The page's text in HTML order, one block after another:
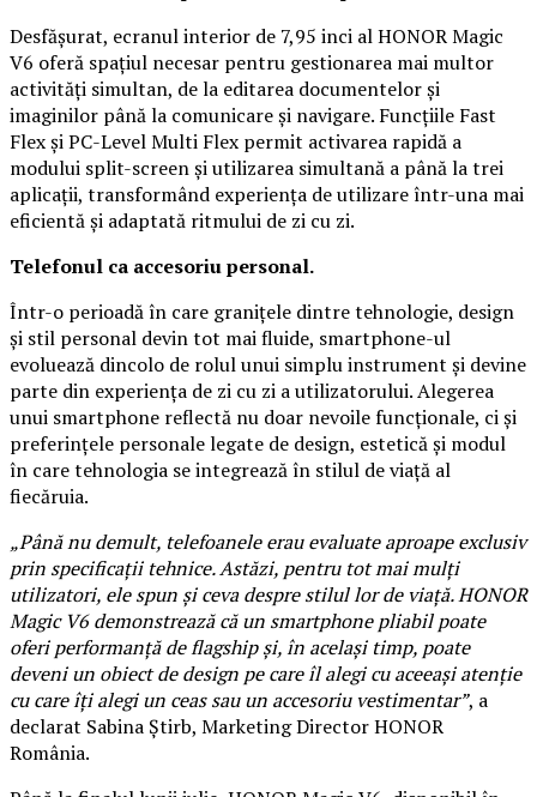
Desfășurat, ecranul interior de 7,95 inci al HONOR Magic
V6 oferă spațiul necesar pentru gestionarea mai multor
activități simultan, de la editarea documentelor și
imaginilor până la comunicare și navigare. Funcțiile Fast
Flex și PC-Level Multi Flex permit activarea rapidă a
modului split-screen și utilizarea simultană a până la trei
aplicații, transformând experiența de utilizare într-una mai
eficientă și adaptată ritmului de zi cu zi.
Telefonul ca accesoriu personal.
Într-o perioadă în care granițele dintre tehnologie, design
și stil personal devin tot mai fluide, smartphone-ul
evoluează dincolo de rolul unui simplu instrument și devine
parte din experiența de zi cu zi a utilizatorului. Alegerea
unui smartphone reflectă nu doar nevoile funcționale, ci și
preferințele personale legate de design, estetică și modul
în care tehnologia se integrează în stilul de viață al
fiecăruia.
„Până nu demult, telefoanele erau evaluate aproape exclusiv
prin specificații tehnice. Astăzi, pentru tot mai mulți
utilizatori, ele spun și ceva despre stilul lor de viață. HONOR
Magic V6 demonstrează că un smartphone pliabil poate
oferi performanță de flagship și, în același timp, poate
deveni un obiect de design pe care îl alegi cu aceeași atenție
cu care îți alegi un ceas sau un accesoriu vestimentar”, a
declarat Sabina Știrb, Marketing Director HONOR
România.